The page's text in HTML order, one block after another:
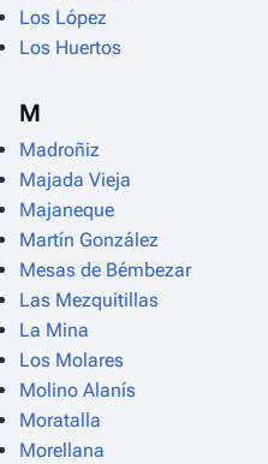
Los López
Los Huertos
M
Madroñiz
Majada Vieja
Majaneque
Martín González
Mesas de Bémbezar
Las Mezquitillas
La Mina
Los Molares
Molino Alanís
Moratalla
Morellana